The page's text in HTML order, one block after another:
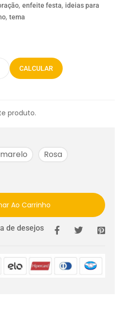
, enfeite festa, ideias para
, tema
CALCULAR
produto.
Rosa
Ao Carrinho
de desejos